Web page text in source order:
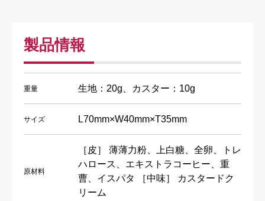
製品情報
重量 生地：20g、カスター：10g
サイズ L70mm×W40mm×T35mm
原材料
［皮］ 薄薄力粉、上白糖、全卵、トレ
ハロース、エキストラコーヒー、重
曹、イスパタ ［中味］ カスタードク
リーム